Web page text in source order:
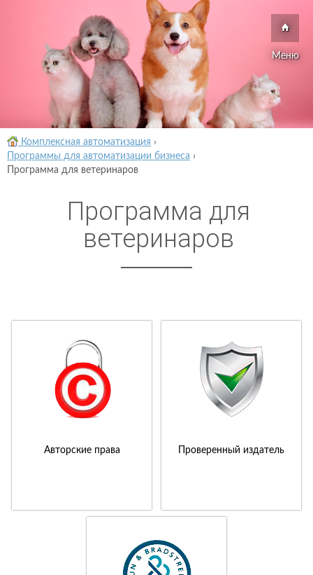
Меню
Комплексная автоматизация ›
Программы для автоматизации бизнеса ›
Программа для ветеринаров
Программа для
ветеринаров
Авторские права Проверенный издатель